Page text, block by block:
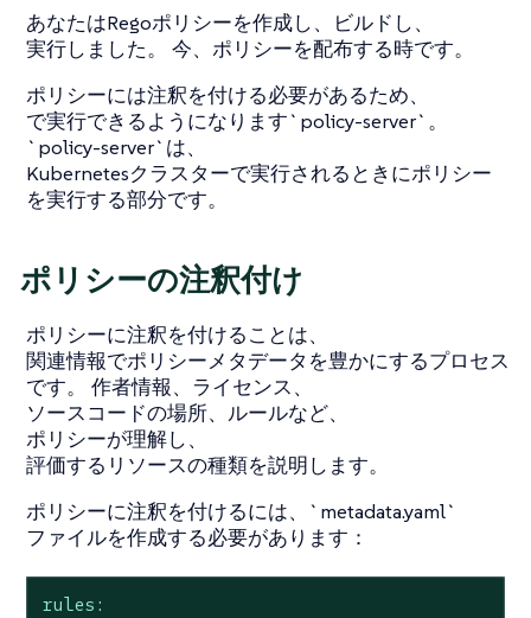
あなたはRegoポリシーを作成し、ビルドし、
実行しました。 今、ポリシーを配布する時です。
ポリシーには注釈を付ける必要があるため、
で実行できるようになります`policy-server`。
`policy-server`は、
Kubernetesクラスターで実行されるときにポリシー
を実行する部分です。
ポリシーの注釈付け
ポリシーに注釈を付けることは、
関連情報でポリシーメタデータを豊かにするプロセス
です。 作者情報、ライセンス、
ソースコードの場所、ルールなど、
ポリシーが理解し、
評価するリソースの種類を説明します。
ポリシーに注釈を付けるには、`metadata.yaml`
ファイルを作成する必要があります：
rules: